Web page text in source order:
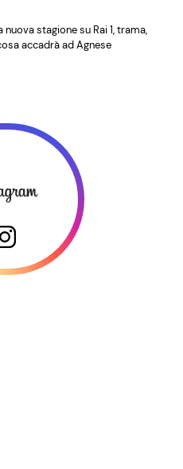
stagione su Rai 1, trama,
accadrà ad Agnese